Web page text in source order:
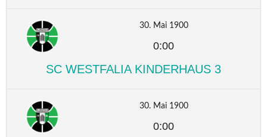
30. Mai 1900
0:00
SC WESTFALIA KINDERHAUS 3
30. Mai 1900
0:00